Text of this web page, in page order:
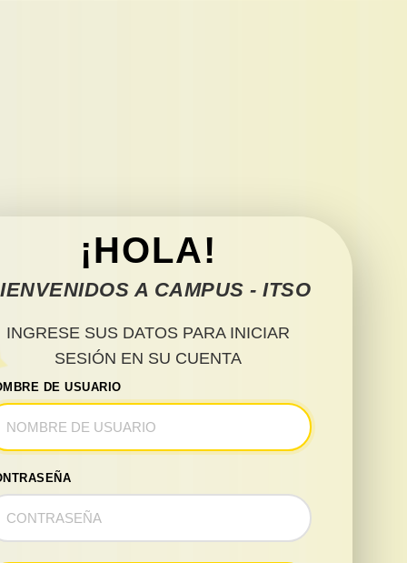
¡HOLA!
A CAMPUS - ITSO
INGRESE SUS DATOS PARA INICIAR
SESIÓN EN SU CUENTA
DE USUARIO